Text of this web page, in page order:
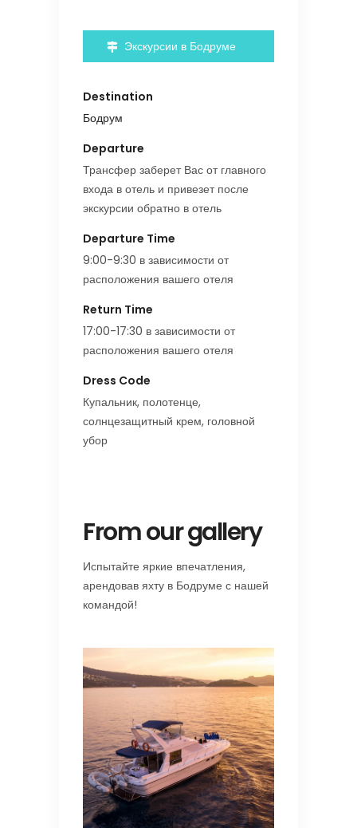
Экскурсии в Бодруме
Destination
Бодрум
Departure
Трансфер заберет Вас от главного
входа в отель и привезет после
экскурсии обратно в отель
Departure Time
9:00-9:30 в зависимости от
расположения вашего отеля
Return Time
17:00-17:30 в зависимости от
расположения вашего отеля
Dress Code
Купальник, полотенце,
солнцезащитный крем, головной
убор
From our gallery
Испытайте яркие впечатления,
арендовав яхту в Бодруме с нашей
командой!